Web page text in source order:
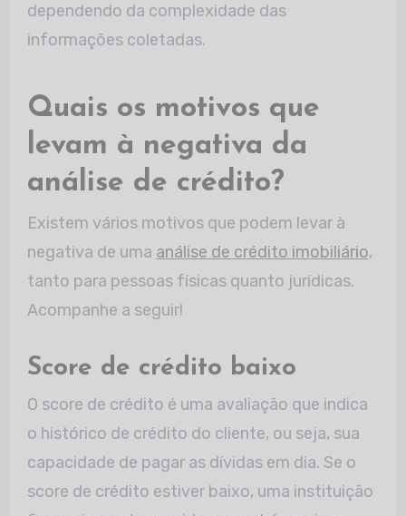
dependendo da complexidade das
informações coletadas.
Quais os motivos que
levam à negativa da
análise de crédito?
Existem vários motivos que podem levar à
negativa de uma análise de crédito imobiliário,
tanto para pessoas físicas quanto jurídicas.
Acompanhe a seguir!
Score de crédito baixo
O score de crédito é uma avaliação que indica
o histórico de crédito do cliente, ou seja, sua
capacidade de pagar as dívidas em dia. Se o
score de crédito estiver baixo, uma instituição